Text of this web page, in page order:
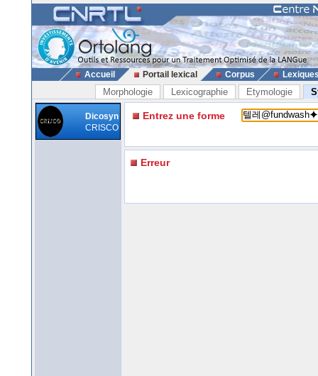
Accueil Portail lexical Corpus
Morphologie Lexicographie Etymologie
Dicosyn
CRISCO
Entrez une forme
Erreur